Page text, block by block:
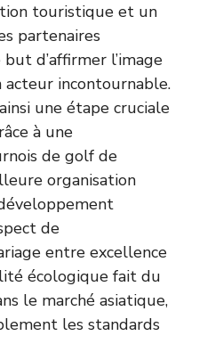
touristique et un
partenaires
d’affirmer l’image
incontournable.
une étape cruciale
à une
de golf de
organisation
de
entre excellence
écologique fait du
le marché asiatique,
les standards